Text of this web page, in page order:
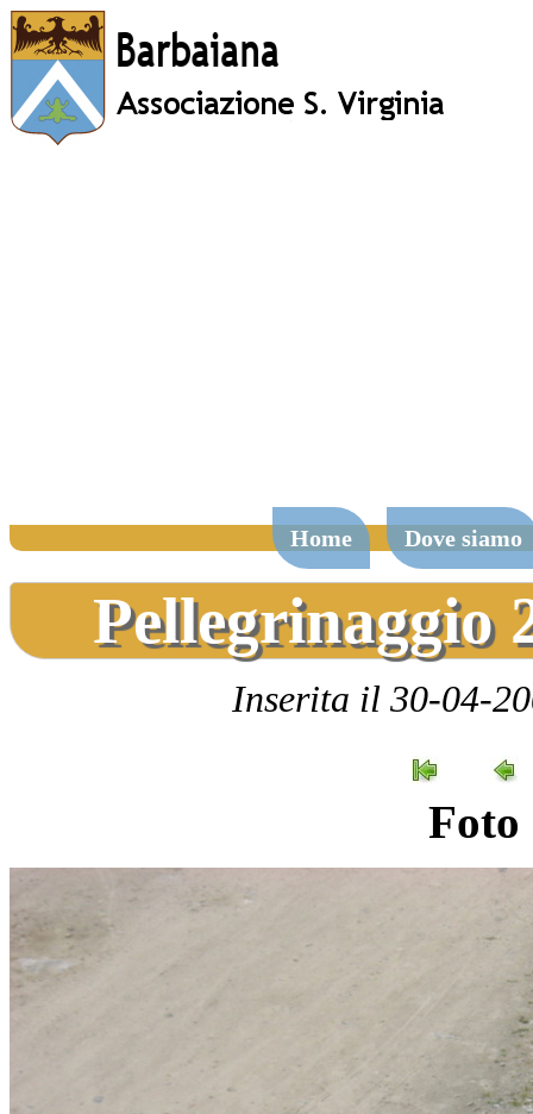
Home Dove siamo
Pellegrinaggio
Inserita il 30-04-
Foto